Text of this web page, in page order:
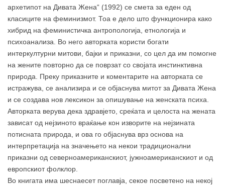
архетипот на Дивата Жена“ (1992) се смета за еден од
класиците на феминизмот. Тоа е дело што функционира како
хибрид на феминистичка антропологија, етнологија и
психоанализа. Во него авторката користи богати
интеркултурни митови, бајки и приказни, со цел да им помогне
на жените повторно да се поврзат со својата инстинктивна
природа. Преку приказните и коментарите на авторката се
истражува, се анализира и се објаснува митот за Дивата Жена
и се создава нов лексикон за опишување на женската психа.
Авторката верува дека здравјето, среќата и целоста на жената
зависат од нејзиното враќање кон изворите на нејзината
потисната природа, и ова го објаснува врз основа на
интерпретација на значењето на некои традиционални
приказни од северноамериканскиот, јужноамериканскиот и од
европскиот фолклор.
Во книгата има шеснаесет поглавја, секое посветено на некој